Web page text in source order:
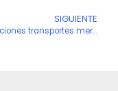
SIGUIENTE
Instrucciones transportes mercancías por carretera y apertura de talleres de reparación y mantenimiento de vehículos